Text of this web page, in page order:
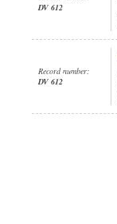
DV 612
Record number:
DV 612